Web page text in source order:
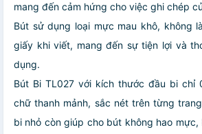
mang đến cảm hứng cho việc ghi chép
Bút sử dụng loại mực mau khô, không
giấy khi viết, mang đến sự tiện lợi và
dụng.
Bút Bi TL027 với kích thước đầu bi chỉ
chữ thanh mảnh, sắc nét trên từng
bi nhỏ còn giúp cho bút không hao